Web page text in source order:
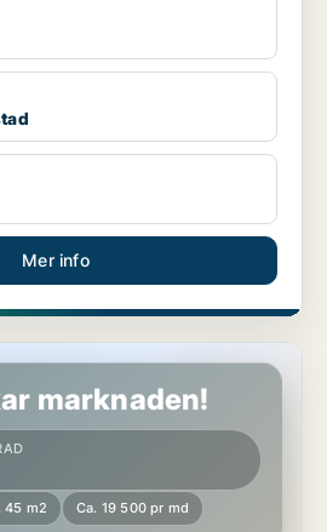
Mer info
marknaden!
45 m2 Ca. 19 500 pr md